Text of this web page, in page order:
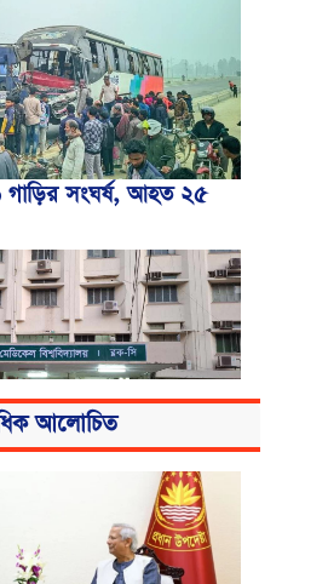
গাড়ির সংঘর্ষ, আহত ২৫
নাম বাংলাদেশ
আলোচিত